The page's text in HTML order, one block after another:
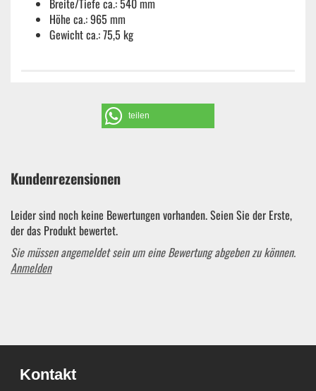
Breite/Tiefe ca.: 540 mm
Höhe ca.: 965 mm
Gewicht ca.: 75,5 kg
teilen
Kundenrezensionen
Leider sind noch keine Bewertungen vorhanden. Seien Sie der Erste,
der das Produkt bewertet.
Sie müssen angemeldet sein um eine Bewertung abgeben zu können.
Anmelden
Kontakt